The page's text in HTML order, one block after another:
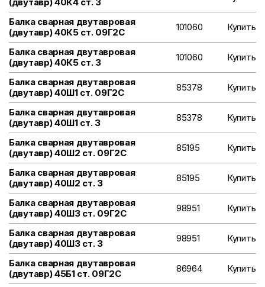
Балка сварная двутавровая
(двутавр) 40К5 ст. 09Г2С
101060 Купить
Балка сварная двутавровая
(двутавр) 40К5 ст. 3
101060 Купить
Балка сварная двутавровая
(двутавр) 40Ш1 ст. 09Г2С
85378 Купить
Балка сварная двутавровая
(двутавр) 40Ш1 ст. 3
85378 Купить
Балка сварная двутавровая
(двутавр) 40Ш2 ст. 09Г2С
85195 Купить
Балка сварная двутавровая
(двутавр) 40Ш2 ст. 3
85195 Купить
Балка сварная двутавровая
(двутавр) 40Ш3 ст. 09Г2С
98951 Купить
Балка сварная двутавровая
(двутавр) 40Ш3 ст. 3
98951 Купить
Балка сварная двутавровая
(двутавр) 45Б1 ст. 09Г2С
86964 Купить